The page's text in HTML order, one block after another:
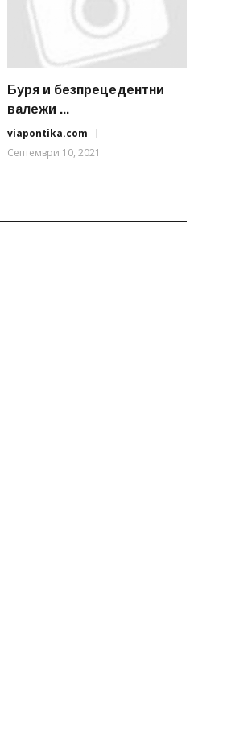
Буря и безпрецедентни
валежи ...
viapontika.com
Септември 10, 2021